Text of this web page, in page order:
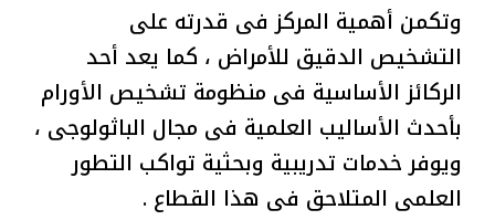
وتكمن أهمية المركز فى قدرته على
التشخيص الدقيق للأمراض ، كما يعد أحد
الركائز الأساسية فى منظومة تشخيص الأورام
بأحدث الأساليب العلمية فى مجال الباثولوجى ،
ويوفر خدمات تدريبية وبحثية تواكب التطور
العلمى المتلاحق فى هذا القطاع .